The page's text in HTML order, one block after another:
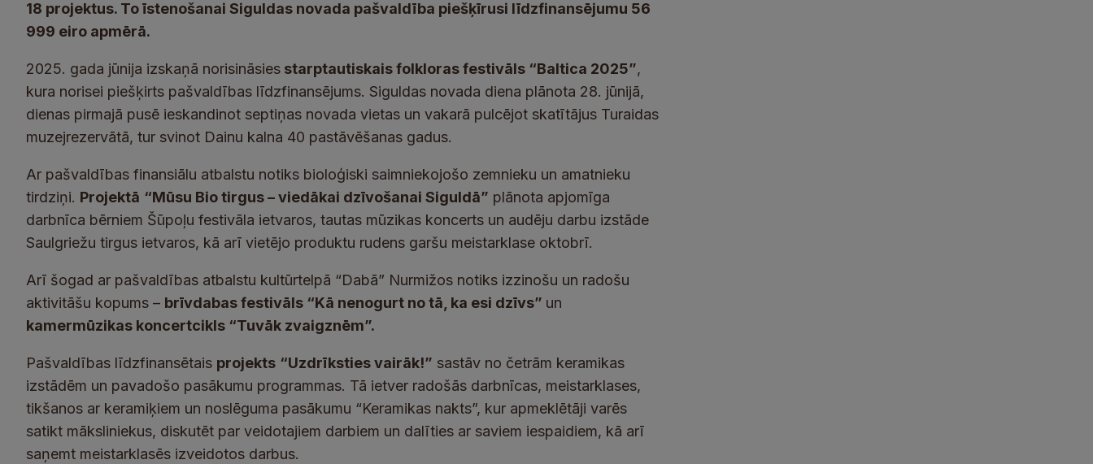
18 projektus. To īstenošanai Siguldas novada pašvaldība piešķīrusi līdzfinansējumu 56
999 eiro apmērā.
2025. gada jūnija izskaņā norisināsies starptautiskais folkloras festivāls “Baltica 2025”,
kura norisei piešķirts pašvaldības līdzfinansējums. Siguldas novada diena plānota 28. jūnijā,
dienas pirmajā pusē ieskandinot septiņas novada vietas un vakarā pulcējot skatītājus Turaidas
muzejrezervātā, tur svinot Dainu kalna 40 pastāvēšanas gadus.
Ar pašvaldības finansiālu atbalstu notiks bioloģiski saimniekojošo zemnieku un amatnieku
tirdziņi. Projektā “Mūsu Bio tirgus – viedākai dzīvošanai Siguldā” plānota apjomīga
darbnīca bērniem Šūpoļu festivāla ietvaros, tautas mūzikas koncerts un audēju darbu izstāde
Saulgriežu tirgus ietvaros, kā arī vietējo produktu rudens garšu meistarklase oktobrī.
Arī šogad ar pašvaldības atbalstu kultūrtelpā “Dabā” Nurmižos notiks izzinošu un radošu
aktivitāšu kopums – brīvdabas festivāls “Kā nenogurt no tā, ka esi dzīvs” un
kamermūzikas koncertcikls “Tuvāk zvaigznēm”.
Pašvaldības līdzfinansētais projekts “Uzdrīksties vairāk!” sastāv no četrām keramikas
izstādēm un pavadošo pasākumu programmas. Tā ietver radošās darbnīcas, meistarklases,
tikšanos ar keramiķiem un noslēguma pasākumu “Keramikas nakts”, kur apmeklētāji varēs
satikt māksliniekus, diskutēt par veidotajiem darbiem un dalīties ar saviem iespaidiem, kā arī
saņemt meistarklasēs izveidotos darbus.